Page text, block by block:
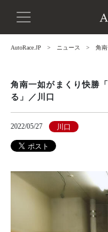
AutoRace.JP ニュース 角
角南一如がまくり快勝
る」／川口
2022/05/27 川口